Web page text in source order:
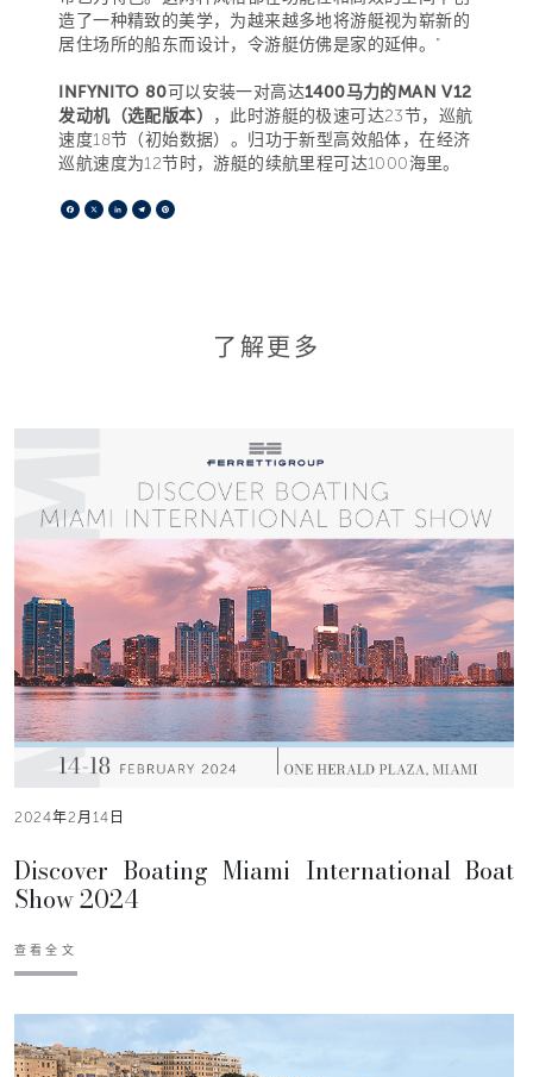
造了一种精致的美学，为越来越多地将游艇视为崭新的
居住场所的船东而设计，令游艇仿佛是家的延伸。”
INFYNITO 80可以安装一对高达1400马力的MAN V12
发动机（选配版本）
，此时游艇的极速可达23节，巡航
速度18节（初始数据）。归功于新型高效船体，在经济
巡航速度为12节时，游艇的续航里程可达1000海里。
Facebook
X LinkedIn
Telegram
了解更多
2024年2月14日
Discover Boating Miami International Boat
Show 2024
查看全文